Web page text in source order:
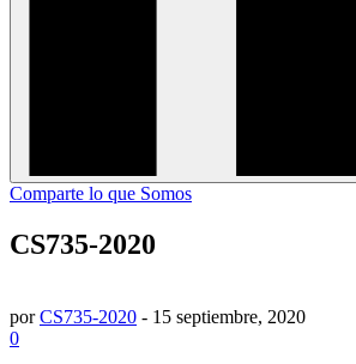
Comparte lo que Somos
CS735-2020
porCS735-2020 - 15 septiembre, 2020
0